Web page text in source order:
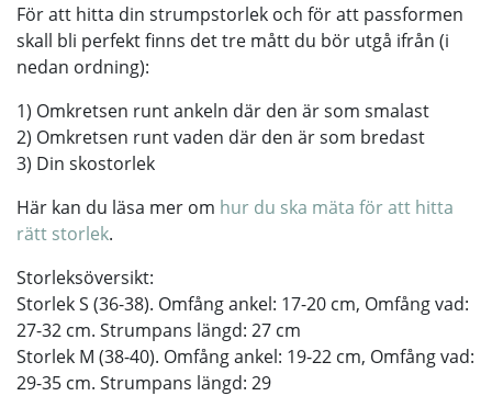
För att hitta din strumpstorlek och för att passformen
skall bli perfekt finns det tre mått du bör utgå ifrån (i
nedan ordning):
1) Omkretsen runt ankeln där den är som smalast
2) Omkretsen runt vaden där den är som bredast
3) Din skostorlek
Här kan du läsa mer om hur du ska mäta för att hitta
rätt storlek.
Storleksöversikt:
Storlek S (36-38). Omfång ankel: 17-20 cm, Omfång vad:
27-32 cm. Strumpans längd: 27 cm
Storlek M (38-40). Omfång ankel: 19-22 cm, Omfång vad:
29-35 cm. Strumpans längd: 29